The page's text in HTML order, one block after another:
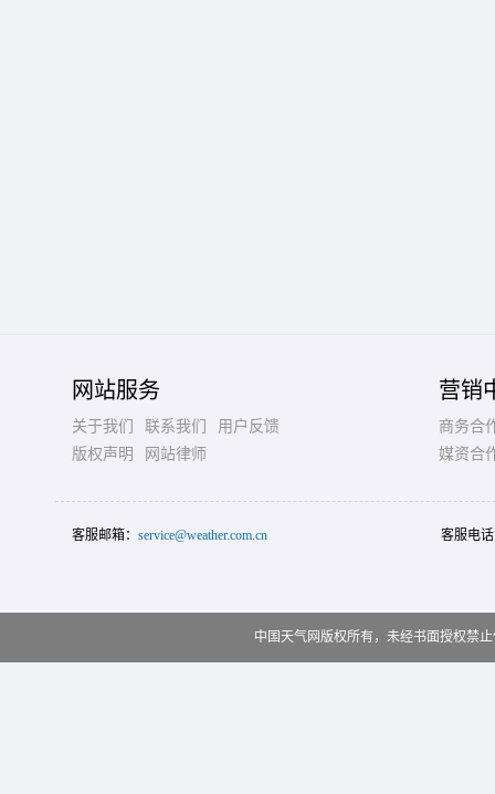
网站服务
关于我们 联系我们
用户反馈
版权声明
网站律师
营销
商务合
媒资合
客服邮箱： service@weather.com.cn 客服电
中国天气网版权所有，未经书面授权